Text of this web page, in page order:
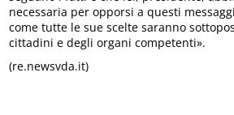
necessaria per opporsi a questi
come tutte le sue scelte saranno
cittadini e degli organi competenti».
(re.newsvda.it)